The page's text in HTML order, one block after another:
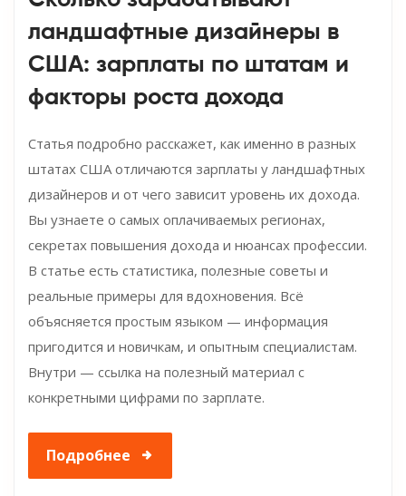
ландшафтные дизайнеры в
США: зарплаты по штатам и
факторы роста дохода
Статья подробно расскажет, как именно в разных
штатах США отличаются зарплаты у ландшафтных
дизайнеров и от чего зависит уровень их дохода.
Вы узнаете о самых оплачиваемых регионах,
секретах повышения дохода и нюансах профессии.
В статье есть статистика, полезные советы и
реальные примеры для вдохновения. Всё
объясняется простым языком — информация
пригодится и новичкам, и опытным специалистам.
Внутри — ссылка на полезный материал с
конкретными цифрами по зарплате.
Подробнее